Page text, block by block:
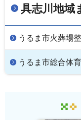
具志川地域
うるま市火葬場
うるま市総合体